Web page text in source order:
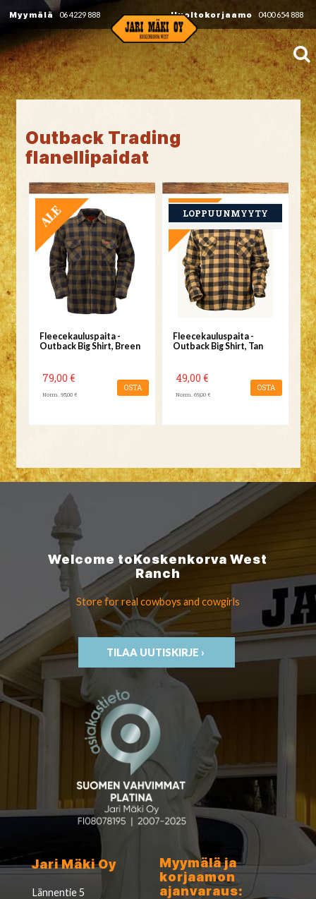
Myymälä 06 4229 888 Huoltokorjaamo 0400 654 888
Outback Trading
flanellipaidat
TARJOUS
Fleecekauluspaita -
Outback Big Shirt, Breen
79,00 €
Norm. 95,00 €
OSTA
Fleecekauluspaita -
Outback Big Shirt, Tan
49,00 €
Norm. 69,00 €
OSTA
Welcome toKoskenkorvaWest
Ranch
Store for real cowboys and cowgirls
TILAA UUTISKIRJE ›
Jari Mäki Oy
Lännentie 5
Myymälä ja
korjaamon
ajanvaraus: